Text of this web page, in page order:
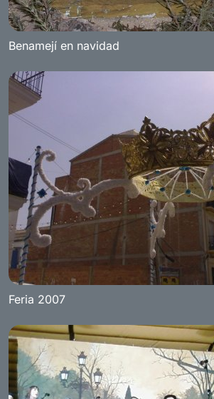
Benamejí en navidad
Feria 2007